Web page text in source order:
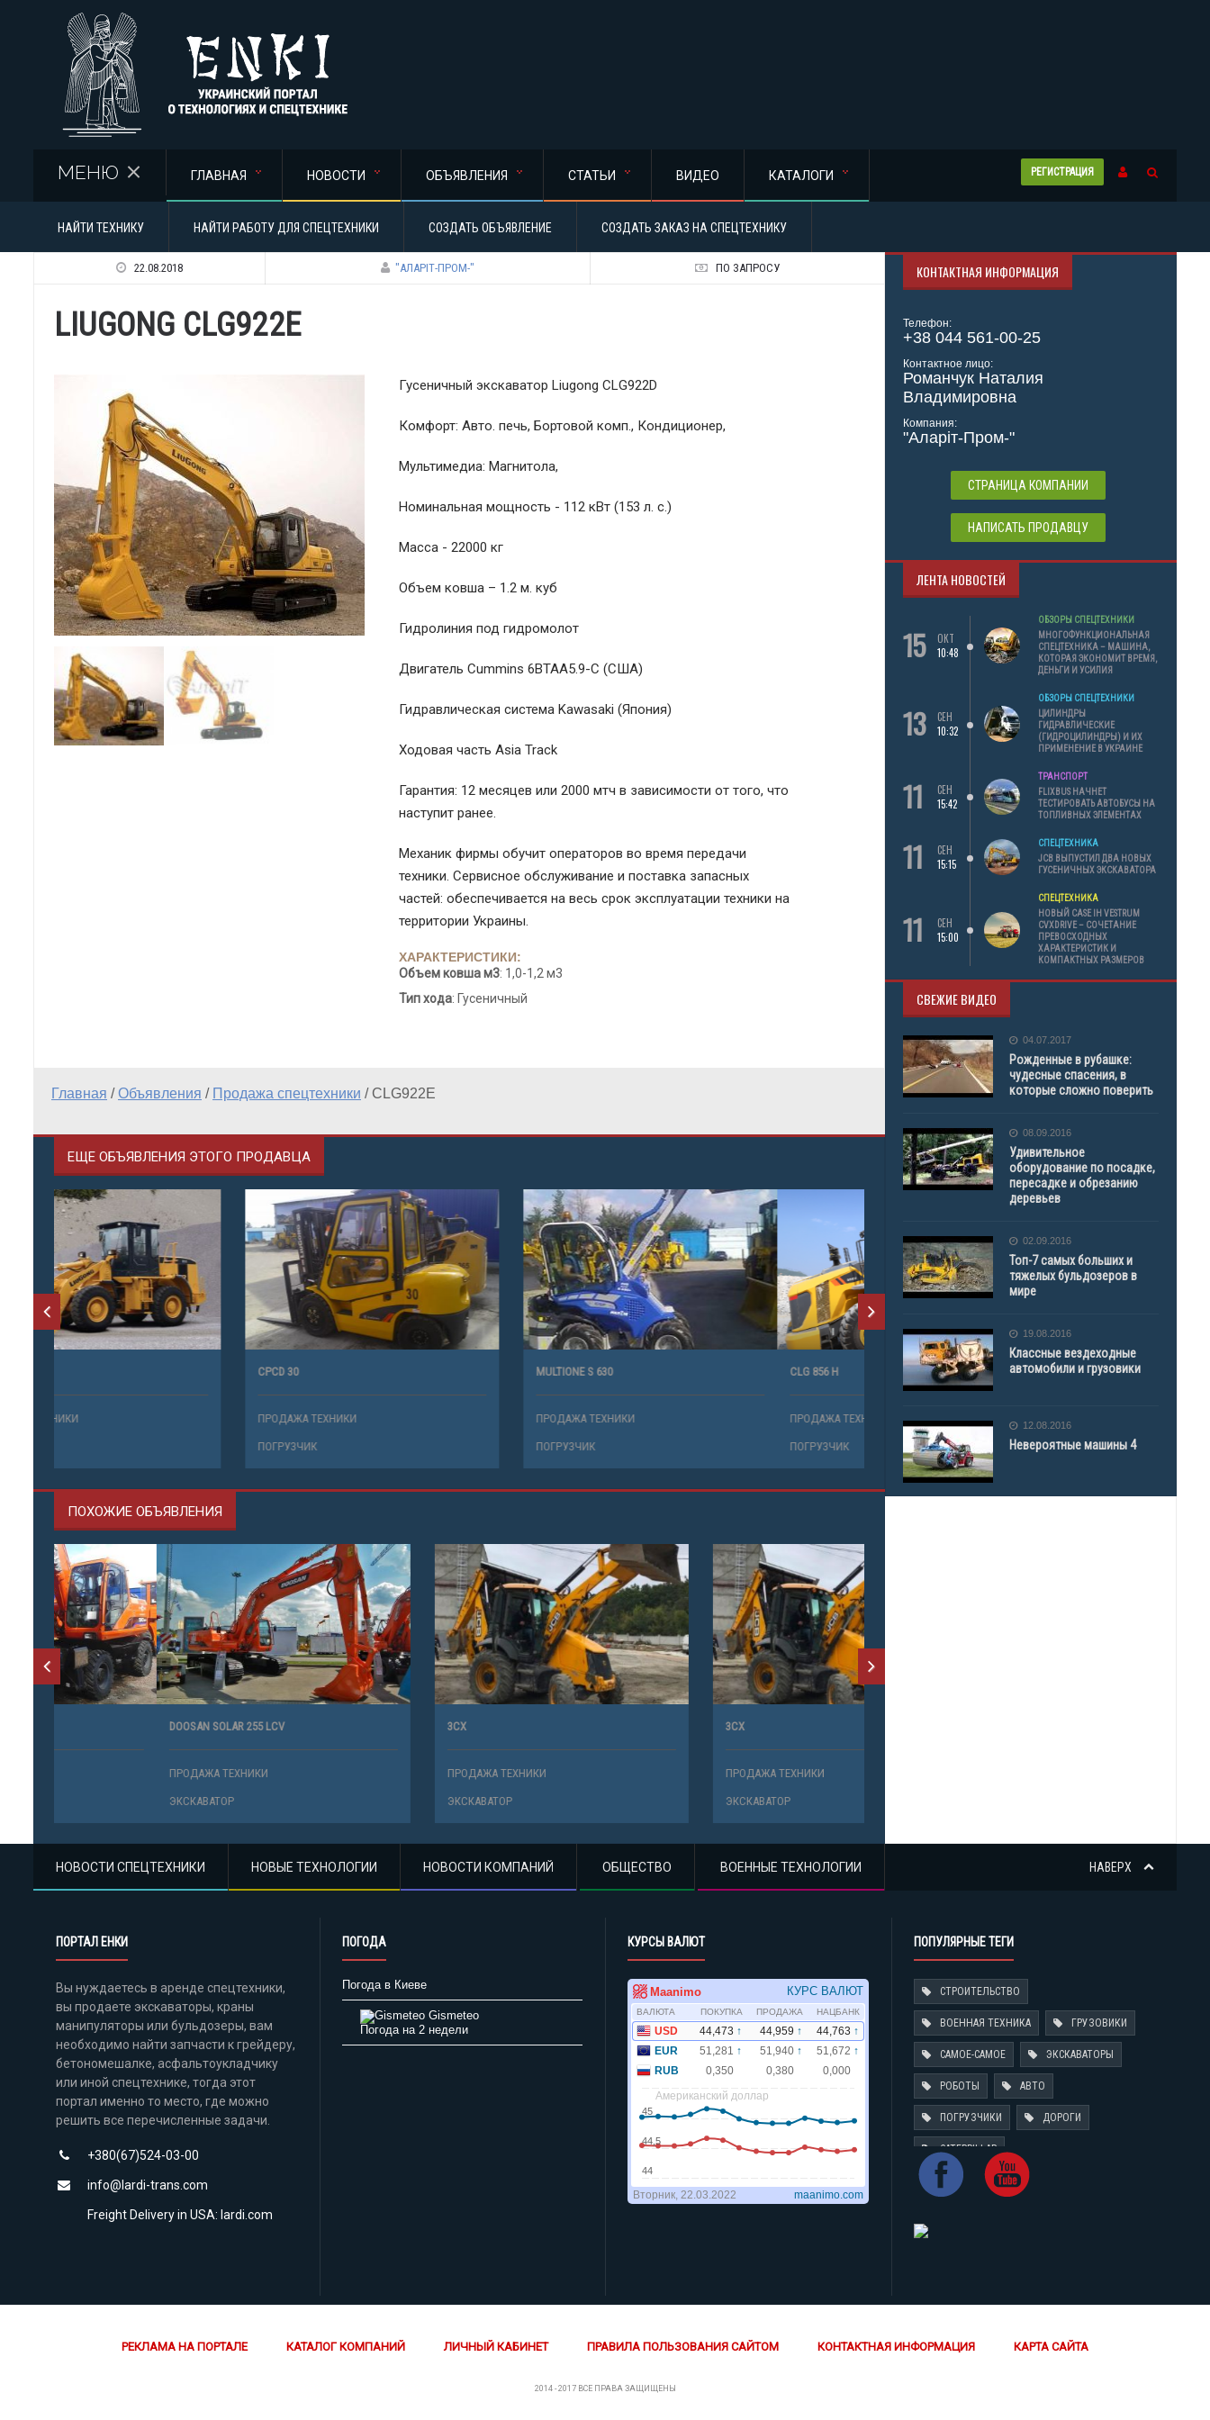
РЕГИСТРАЦИЯ
МЕНЮ ГЛАВНАЯ НОВОСТИ ОБЪЯВЛЕНИЯ СТАТЬИ ВИДЕО КАТАЛОГИ
НАЙТИ ТЕХНИКУ НАЙТИ РАБОТУ ДЛЯ СПЕЦТЕХНИКИ СОЗДАТЬ ОБЪЯВЛЕНИЕ СОЗДАТЬ ЗАКАЗ НА СПЕЦТЕХНИКУ
22.08.2018 "АЛАРІТ-ПРОМ-" ПО ЗАПРОСУ
LIUGONG CLG922E
Гусеничный экскаватор Liugong CLG922D
Комфорт: Авто. печь, Бортовой комп., Кондиционер,
Мультимедиа: Магнитола,
Номинальная мощность - 112 кВт (153 л. с.)
Масса - 22000 кг
Объем ковша – 1.2 м. куб
Гидролиния под гидромолот
Двигатель Cummins 6BTAA5.9-C (США)
Гидравлическая система Kawasaki (Япония)
Ходовая часть Аsia Track
Гарантия: 12 месяцев или 2000 мтч в зависимости от того, что
наступит ранее.
Механик фирмы обучит операторов во время передачи
техники. Сервисное обслуживание и поставка запасных
частей: обеспечивается на весь срок эксплуатации техники на
территории Украины.
ХАРАКТЕРИСТИКИ:
Объем ковша м3: 1,0-1,2 м3
Тип хода: Гусеничный
Главная /Объявления / Продажа спецтехники / CLG922E
ЕЩЕ ОБЪЯВЛЕНИЯ ЭТОГО ПРОДАВЦА
ПРОДАЖА ТЕХНИКИ ПРОДАЖА ТЕХНИКИ ПРОДАЖА ТЕХНИКИ
CLG 856 H
ПРОДАЖА ТЕХНИКИ
ПОГРУЗЧИК
ПОХОЖИЕ ОБЪЯВЛЕНИЯ
DOOSAN SOLAR 255 LCV
КОНТАКТНАЯ ИНФОРМАЦИЯ
Телефон:
+38 044 561-00-25
Контактное лицо:
Романчук Наталия
Владимировна
Компания:
"Аларіт-Пром-"
СТРАНИЦА КОМПАНИИ
НАПИСАТЬ ПРОДАВЦУ
ЛЕНТА НОВОСТЕЙ
15
ОКТ
10:48
ОБЗОРЫ СПЕЦТЕХНИКИ
МНОГОФУНКЦИОНАЛЬНАЯ
СПЕЦТЕХНИКА – МАШИНА,
КОТОРАЯ ЭКОНОМИТ ВРЕМЯ,
ДЕНЬГИ И УСИЛИЯ
13
СЕН
10:32
ОБЗОРЫ СПЕЦТЕХНИКИ
ЦИЛИНДРЫ
ГИДРАВЛИЧЕСКИЕ
(ГИДРОЦИЛИНДРЫ) И ИХ
ПРИМЕНЕНИЕ В УКРАИНЕ
11
СЕН
15:42
ТРАНСПОРТ
FLIXBUS НАЧНЕТ
ТЕСТИРОВАТЬ АВТОБУСЫ НА
ТОПЛИВНЫХ ЭЛЕМЕНТАХ
11
СЕН
15:15
СПЕЦТЕХНИКА
JCB ВЫПУСТИЛ ДВА НОВЫХ
ГУСЕНИЧНЫХ ЭКСКАВАТОРА
11
СЕН
15:00
СПЕЦТЕХНИКА
НОВЫЙ CASE IH VESTRUM
CVXDRIVE – СОЧЕТАНИЕ
ПРЕВОСХОДНЫХ
ХАРАКТЕРИСТИК И
КОМПАКТНЫХ РАЗМЕРОВ
СВЕЖИЕ ВИДЕО
04.07.2017
Рожденные в рубашке:
чудесные спасения, в
которые сложно поверить
08.09.2016
Удивительное
оборудование по посадке,
пересадке и обрезанию
деревьев
02.09.2016
Топ-7 самых больших и
тяжелых бульдозеров в
мире
19.08.2016
Классные вездеходные
автомобили и грузовики
12.08.2016
Невероятные машины 4
НАВЕРХ
НОВОСТИ СПЕЦТЕХНИКИ НОВЫЕ ТЕХНОЛОГИИ НОВОСТИ КОМПАНИЙ ОБЩЕСТВО ВОЕННЫЕ ТЕХНОЛОГИИ
ПОРТАЛ ЕНКИ
Вы нуждаетесь в аренде спецтехники,
вы продаете экскаваторы, краны
манипуляторы или бульдозеры, вам
необходимо найти запчасти к грейдеру,
бетономешалке, асфальтоукладчику
или иной спецтехнике, тогда этот
портал именно то место, где можно
решить все перечисленные задачи.
+380(67)524-03-00
info@lardi-trans.com
Freight Delivery in USA: lardi.com
ПОГОДА
Погода в Киеве
Gismeteo
Погода на 2 недели
КУРСЫ ВАЛЮТ ПОПУЛЯРНЫЕ ТЕГИ
СТРОИТЕЛЬСТВО
ВОЕННАЯ ТЕХНИКА ГРУЗОВИКИ
САМОЕ-САМОЕ ЭКСКАВАТОРЫ
РОБОТЫ АВТО
ПОГРУЗЧИКИ ДОРОГИ
CATERPILLAR
РЕКЛАМА НА ПОРТАЛЕ КАТАЛОГ КОМПАНИЙ ЛИЧНЫЙ КАБИНЕТ ПРАВИЛА ПОЛЬЗОВАНИЯ САЙТОМ КОНТАКТНАЯ ИНФОРМАЦИЯ КАРТА САЙТА
2014 - 2017 ВСЕ ПРАВА ЗАЩИЩЕНЫ